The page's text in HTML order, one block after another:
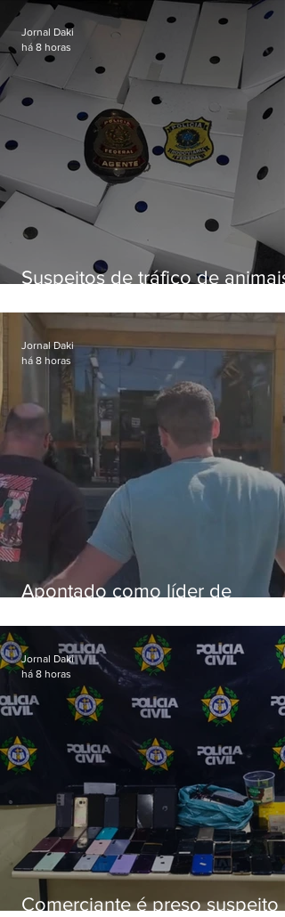
Fluminense
Suspeitos de tráfico de animais
aves
Jornal Daki
há 8 horas
Apontado como líder de
aposentados é preso
Jornal Daki
há 8 horas
Comerciante é preso suspeito
Jornal Daki
há 8 horas